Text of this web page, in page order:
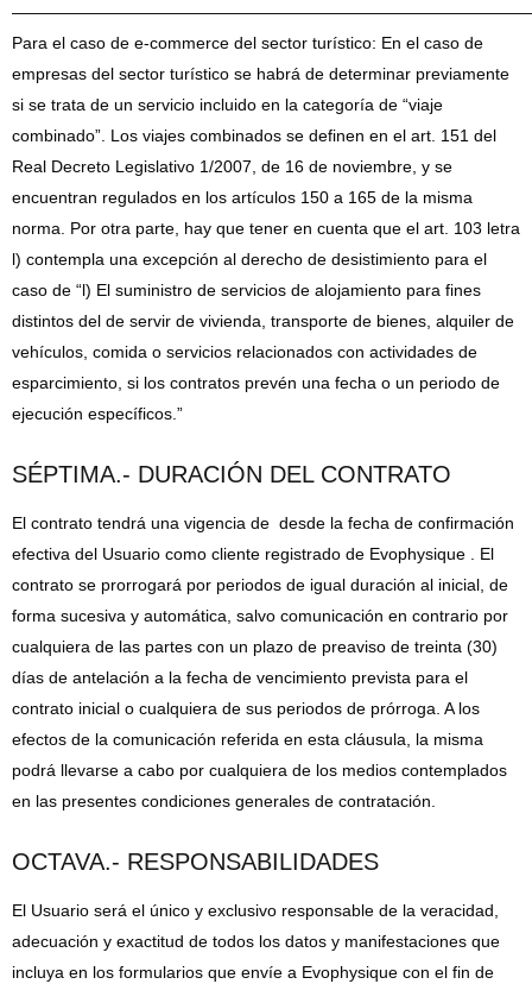
Para el caso de e-commerce del sector turístico: En el caso de
empresas del sector turístico se habrá de determinar previamente
si se trata de un servicio incluido en la categoría de “viaje
combinado”. Los viajes combinados se definen en el art. 151 del
Real Decreto Legislativo 1/2007, de 16 de noviembre, y se
encuentran regulados en los artículos 150 a 165 de la misma
norma. Por otra parte, hay que tener en cuenta que el art. 103 letra
l) contempla una excepción al derecho de desistimiento para el
caso de “l) El suministro de servicios de alojamiento para fines
distintos del de servir de vivienda, transporte de bienes, alquiler de
vehículos, comida o servicios relacionados con actividades de
esparcimiento, si los contratos prevén una fecha o un periodo de
ejecución específicos.”
SÉPTIMA.- DURACIÓN DEL CONTRATO
El contrato tendrá una vigencia de desde la fecha de confirmación
efectiva del Usuario como cliente registrado de Evophysique . El
contrato se prorrogará por periodos de igual duración al inicial, de
forma sucesiva y automática, salvo comunicación en contrario por
cualquiera de las partes con un plazo de preaviso de treinta (30)
días de antelación a la fecha de vencimiento prevista para el
contrato inicial o cualquiera de sus periodos de prórroga. A los
efectos de la comunicación referida en esta cláusula, la misma
podrá llevarse a cabo por cualquiera de los medios contemplados
en las presentes condiciones generales de contratación.
OCTAVA.- RESPONSABILIDADES
El Usuario será el único y exclusivo responsable de la veracidad,
adecuación y exactitud de todos los datos y manifestaciones que
incluya en los formularios que envíe a Evophysique con el fin de